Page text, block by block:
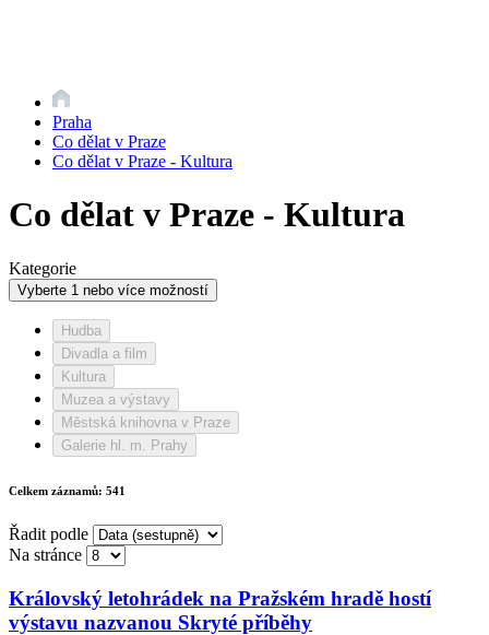
Praha
Co dělat v Praze
Co dělat v Praze - Kultura
Co dělat v Praze - Kultura
Kategorie
Vyberte 1 nebo více možností
Hudba
Divadla a film
Kultura
Muzea a výstavy
Městská knihovna v Praze
Galerie hl. m. Prahy
Celkem záznamů: 541
Řadit podle
Na stránce
Královský letohrádek na Pražském hradě hostí
výstavu nazvanou Skryté příběhy